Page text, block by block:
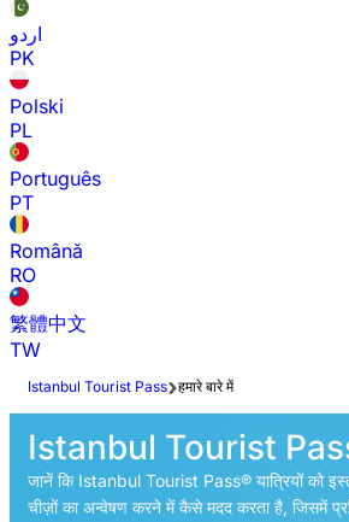
اردو
PK
Polski
PL
Português
PT
Română
RO
繁體中文
TW
Istanbul Tourist Pass हमारे बारे में
Istanbul Tourist
जानें कि Istanbul Tourist Pass® यात्रियों को
चीज़ों का अन्वेषण करने में कैसे मदद करता है, जिसमें